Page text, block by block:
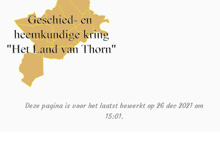
Deze pagina is voor het laatst bewerkt op 26 dec 2021 om
15:01.